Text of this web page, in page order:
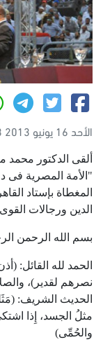
الأحد 16 يونيو 2013 02:03 م
ألقى الدكتور
"الأمة المصرية فى
المغطاة بإستاد
الدين ورجالات
بسم الله الرحمن
الحمد لله القائل:
نصرهم لقدير)،
الحديث الشريف:
مثلُ الجسد، إِذا
والحُمِّى)